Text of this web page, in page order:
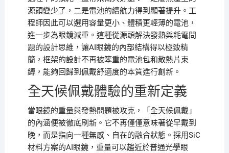
源頭變少了，二是電池的續航力得到顯著提升。工
程師因此可以選用容量更小、體積更輕薄的電池，
進一步為眼鏡減重。這種從源頭解決發熱與耗電問
題的設計思維，讓AI眼鏡的內部結構得以極致精
簡，框架的設計不再被笨重的電池包和散熱片束
縛，能夠回歸到佩戴舒適度的本質進行創新。
全天候佩戴體驗的重新定義
當眼鏡的重量與發熱問題被攻克，「全天候佩戴」
的內涵便被徹底刷新。它不再僅僅意味著從早戴到
晚，而是指向一種無感、自在的融合狀態。採用SiC
材料方案的AI眼鏡，重量可以趨近於普通光學眼